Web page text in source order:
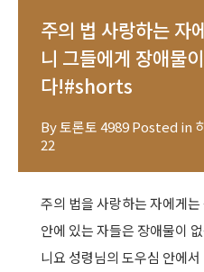
주의 법 사랑하는 자
니 그들에게 장애물
다!#shorts
By토론토 4989Posted in
22
주의 법을 사랑하는 자에게
안에 있는 자들은 장애물이
니요 성령님의 도우심 안에